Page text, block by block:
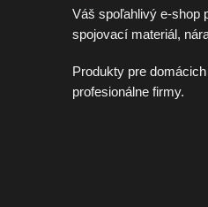
Váš spoľahlivý e-shop
spojovací materiál,
Produkty pre
profesionálne firmy.